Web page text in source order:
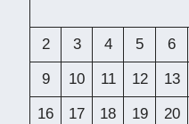
2 3 4 5 6
9 10 11 12 13
16 17 18 19 20